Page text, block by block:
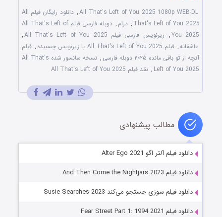
All That's Left of You 2025 1080p WEB-DL
,
دانلود رایگان فیلم All
That's Left of You 2025
, درام ,
دوبله فارسی فیلم All That's Left of
You 2025
, زیرنویس فارسی فیلم All That's Left of You 2025
,
عاشقانه, فیلم All That's Left of You 2025 با زیرنویس چسبیده , فیلم
آنچه از تو باقی مانده ۲۰۲۵ دوبله فارسی
,
نسخه سانسور شده All That's
Left of You 2025
, نقد فیلم All That's Left of You 2025
مطالب پیشنهادی
دانلود فیلم آلتر اگو Alter Ego 2021
دانلود فیلم And Then Come the Nightjars 2023
دانلود فیلم سوزی جستجو می‌کند Susie Searches 2023
دانلود فیلم Fear Street Part 1: 1994 2021